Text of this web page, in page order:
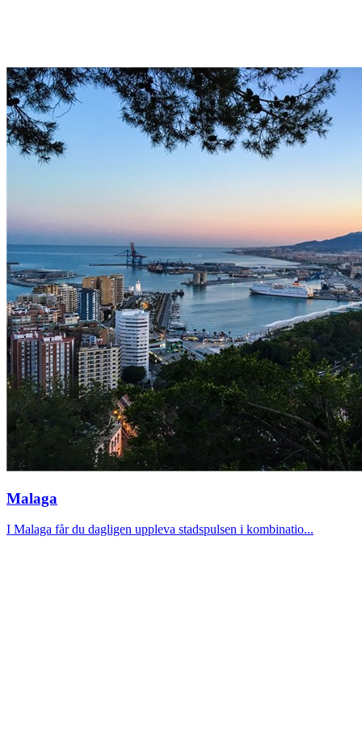
Malaga
I Malaga får du dagligen uppleva stadspulsen i kombinatio...